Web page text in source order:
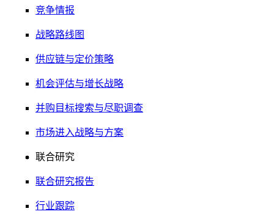
竞争情报
战略路线图
供应链与定价策略
机会评估与增长战略
并购目标搜索与尽职调查
市场进入战略与方案
联合研究
联合研究报告
行业跟踪